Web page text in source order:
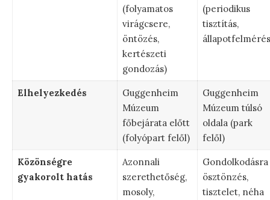
(folyamatos
virágcsere,
öntözés,
kertészeti
gondozás)
(periodikus
tisztítás,
Elhelyezkedés
Guggenheim
Múzeum
főbejárata előtt
(folyópart felől)
Guggenheim
Múzeum túlsó
oldala (park
felől)
Közönségre
gyakorolt hatás
Azonnali
szerethetőség,
mosoly,
Gondolkodásra
ösztönzés,
tisztelet, néha